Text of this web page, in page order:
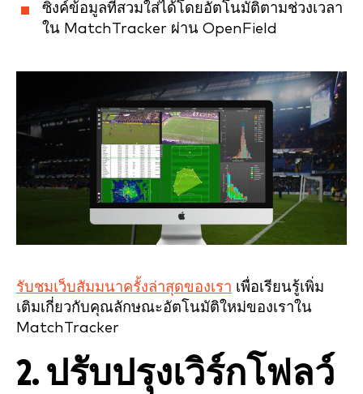
ซิงค์ข้อมูลที่สวมใส่ได้โดยอัตโนมัติตามช่วงเวลา
ใน MatchTracker ผ่าน OpenField
รับชมเว็บสัมมนาครั้งล่าสุดของเรา เพื่อเรียนรู้เพิ่ม
เติมเกี่ยวกับคุณลักษณะอัตโนมัติใหม่ของเราใน
MatchTracker
2. ปรับปรุงเวิร์กโฟลว์